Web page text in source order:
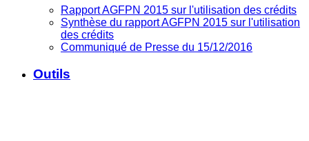
Rapport AGFPN 2015 sur l'utilisation des crédits
Synthèse du rapport AGFPN 2015 sur l'utilisation
des crédits
Communiqué de Presse du 15/12/2016
Outils